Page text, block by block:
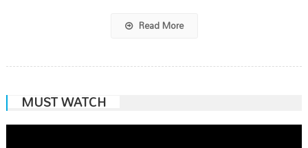
Read More
MUST WATCH